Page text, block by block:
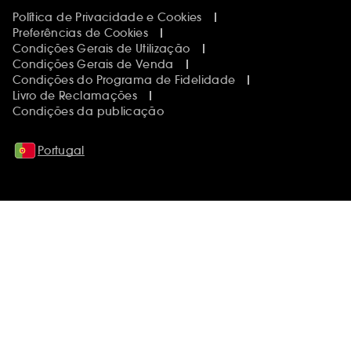
Política de Privacidade e Cookies
Preferências de Cookies
Condições Gerais de Utilização
Condições Gerais de Venda
Condições do Programa de Fidelidade
Livro de Reclamações
Condições da publicação
Portugal